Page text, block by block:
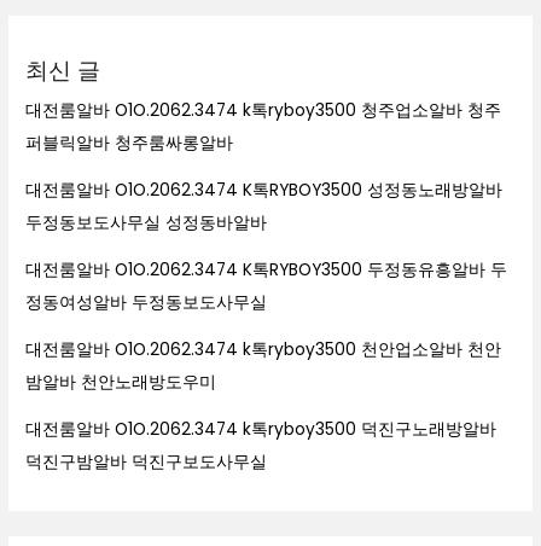
최신 글
대전룸알바 O1O.2062.3474 k톡ryboy3500 청주업소알바 청주
퍼블릭알바 청주룸싸롱알바
대전룸알바 O1O.2062.3474 K톡RYBOY3500 성정동노래방알바
두정동보도사무실 성정동바알바
대전룸알바 O1O.2062.3474 K톡RYBOY3500 두정동유흥알바 두
정동여성알바 두정동보도사무실
대전룸알바 O1O.2062.3474 k톡ryboy3500 천안업소알바 천안
밤알바 천안노래방도우미
대전룸알바 O1O.2062.3474 k톡ryboy3500 덕진구노래방알바
덕진구밤알바 덕진구보도사무실